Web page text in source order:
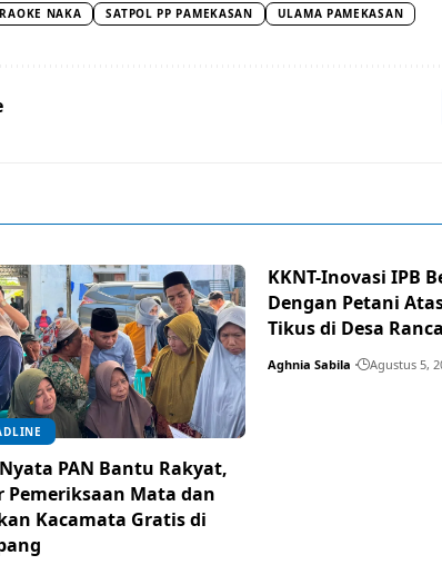
NAKA SATPOL PP PAMEKASAN ULAMA PAMEKASAN
PAN Bantu Rakyat,
Pemeriksaan Mata dan
Kacamata Gratis di
KKNT-Inovasi IPB
Dengan Petani
Tikus di Desa
Aghnia Sabila Agustus 5,